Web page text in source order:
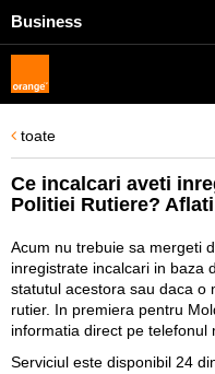
Business
toate
Ce incalcari aveti
Politiei Rutiere?
Acum nu trebuie sa mergeti
inregistrate incalcari in baza
statutul acestora sau daca o
rutier. In premiera pentru
informatia direct pe telefonul
Serviciul este disponibil 24